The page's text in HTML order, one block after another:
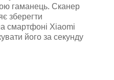
гаманець. Сканер
зберегти
смартфоні Xiaomi
його за секунду